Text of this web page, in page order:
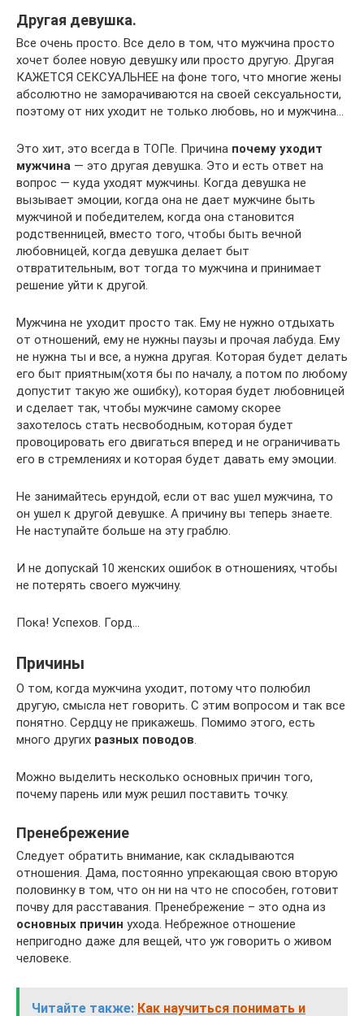
Другая девушка.
Все очень просто. Все дело в том, что мужчина просто
хочет более новую девушку или просто другую. Другая
КАЖЕТСЯ СЕКСУАЛЬНЕЕ на фоне того, что многие жены
абсолютно не заморачиваются на своей сексуальности,
поэтому от них уходит не только любовь, но и мужчина…
Это хит, это всегда в ТОПе. Причина почему уходит
мужчина — это другая девушка. Это и есть ответ на
вопрос — куда уходят мужчины. Когда девушка не
вызывает эмоции, когда она не дает мужчине быть
мужчиной и победителем, когда она становится
родственницей, вместо того, чтобы быть вечной
любовницей, когда девушка делает быт
отвратительным, вот тогда то мужчина и принимает
решение уйти к другой.
Мужчина не уходит просто так. Ему не нужно отдыхать
от отношений, ему не нужны паузы и прочая лабуда. Ему
не нужна ты и все, а нужна другая. Которая будет делать
его быт приятным(хотя бы по началу, а потом по любому
допустит такую же ошибку), которая будет любовницей
и сделает так, чтобы мужчине самому скорее
захотелось стать несвободным, которая будет
провоцировать его двигаться вперед и не ограничивать
его в стремлениях и которая будет давать ему эмоции.
Не занимайтесь ерундой, если от вас ушел мужчина, то
он ушел к другой девушке. А причину вы теперь знаете.
Не наступайте больше на эту граблю.
И не допускай 10 женских ошибок в отношениях, чтобы
не потерять своего мужчину.
Пока! Успехов. Горд…
Причины
О том, когда мужчина уходит, потому что полюбил
другую, смысла нет говорить. С этим вопросом и так все
понятно. Сердцу не прикажешь. Помимо этого, есть
много других разных поводов
Можно выделить несколько основных причин того,
почему парень или муж решил поставить точку.
Пренебрежение
Следует обратить внимание, как складываются
отношения. Дама, постоянно упрекающая свою вторую
половинку в том, что он ни на что не способен, готовит
почву для расставания. Пренебрежение – это одна из
основных причин ухода. Небрежное отношение
непригодно даже для вещей, что уж говорить о живом
человеке.
Читайте также: Как научиться понимать и